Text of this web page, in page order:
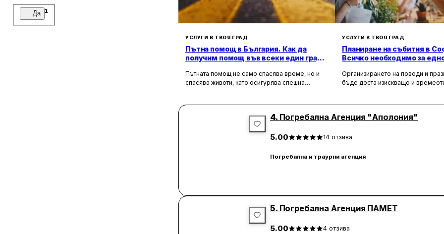
Да 1
Осигуряване на транспорт и ковчег
Организация на ритуали и панахиди
Изработка на некролози и възпоменания
24/7 на Ваше разположение
📞 Тел:0894 749 473
📍 ул.Панайот Хитов 3
УСЛУГИ В ТВОЯ ГРАД
Пътна помощ в България. Как да
получим помощ във всеки един град
Пътната помощ не само спасява време, но и
спасява животи, като осигурява спешна
движението, като предоставя на водачите
сигурността, че в случай на необходимост има
специалисти, готови да им помогнат.
УСЛУГИ В ТВОЯ ГРАД
Планиране на събития в
Всичко необходимо за
Организирането на поводи и
бъде доста изискващо и
перфектна организация и
4. Погребална Агенция "Аполония"
5.00 14 отзива
Погребална и траурни агенция
5. Погребална Агенция ПАМЕТ
5.00 4 отзива